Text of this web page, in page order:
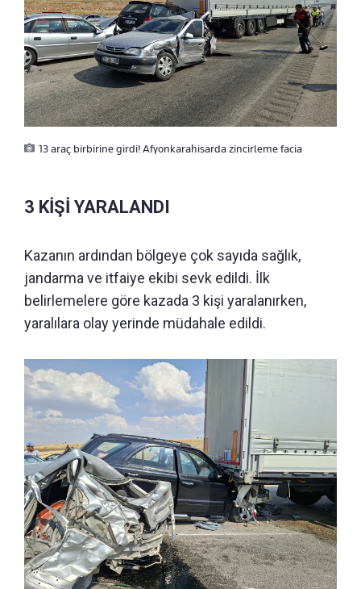
13 araç birbirine girdi! Afyonkarahisarda zincirleme facia
3 KİŞİ YARALANDI
Kazanın ardından bölgeye çok sayıda sağlık,
jandarma ve itfaiye ekibi sevk edildi. İlk
belirlemelere göre kazada 3 kişi yaralanırken,
yaralılara olay yerinde müdahale edildi.